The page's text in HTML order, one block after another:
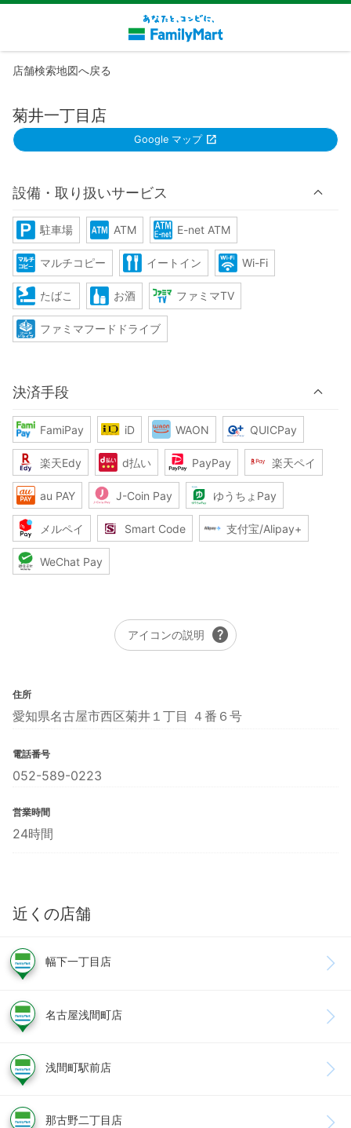
店舗検索地図へ戻る
菊井一丁目店
Google マップ
設備・取り扱いサービス
駐車場 ATM E-net ATM
マルチコピー イートイン Wi-Fi
たばこ お酒 ファミマTV
ファミマフードドライブ
決済手段
FamiPay iD WAON QUICPay
楽天Edy d払い PayPay 楽天ペイ
au PAY J-Coin Pay ゆうちょPay
メルペイ Smart Code 支付宝/Alipay+
WeChat Pay
アイコンの説明 help
住所
愛知県名古屋市西区菊井１丁目 ４番６号
電話番号
052-589-0223
営業時間
24時間
近くの店舗
幅下一丁目店
名古屋浅間町店
浅間町駅前店
那古野二丁目店